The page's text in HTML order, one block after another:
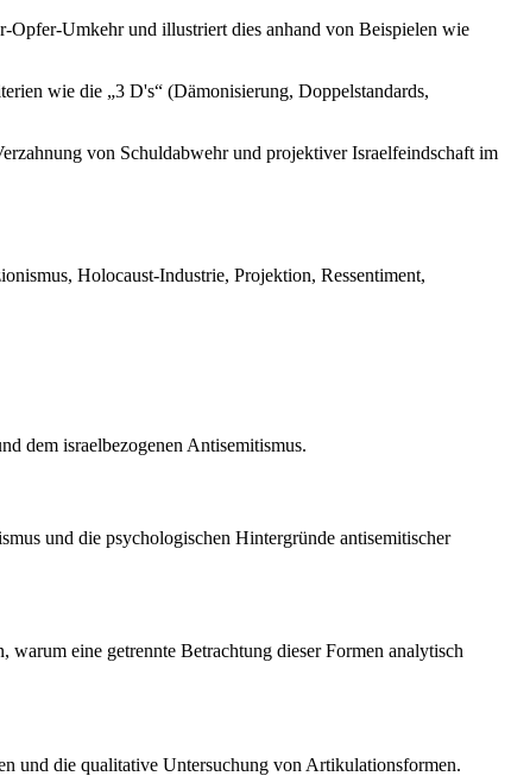
Opfer-Umkehr und illustriert dies anhand von Beispielen wie
wie die „3 D's“ (Dämonisierung, Doppelstandards,
von Schuldabwehr und projektiver Israelfeindschaft im
Holocaust-Industrie, Projektion, Ressentiment,
dem israelbezogenen Antisemitismus.
und die psychologischen Hintergründe antisemitischer
eine getrennte Betrachtung dieser Formen analytisch
und die qualitative Untersuchung von Artikulationsformen.